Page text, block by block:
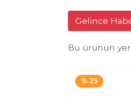
Gelince
Bu ürünün
% 25